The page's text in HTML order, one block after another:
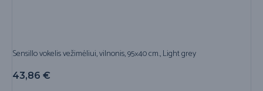
Sensillo vokelis vežimėliui, vilnonis, 95×40 cm., Light grey
43,86 €